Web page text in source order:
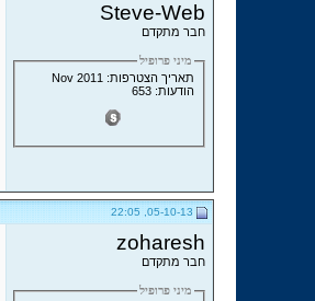
Steve-Web
חבר מתקדם
מיני פרופיל
תאריך הצטרפות: Nov 2011
הודעות: 653
zoharesh
חבר מתקדם
מיני פרופיל